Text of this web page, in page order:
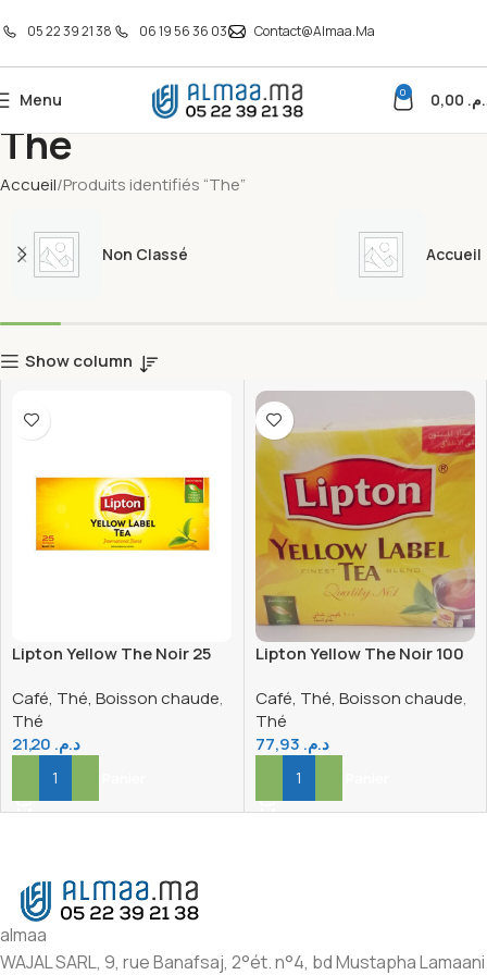
05 22 39 21 38 06 19 56 36 03 Contact@almaa.ma
Menu 0
The
Accueil Produits identifiés “The”
Non Classé Accueil
Show column
Lipton Yellow The Noir 25
Café, Thé, Boisson chaude,
Thé
د.م.
Ajouter Au Panier
Lipton Yellow The Noir 100
Café, Thé, Boisson chaude,
Thé
د.م.
Ajouter Au Panier
almaa
WAJAL SARL, 9, rue Banafsaj, 2°ét. n°4, bd Mustapha Lamaani